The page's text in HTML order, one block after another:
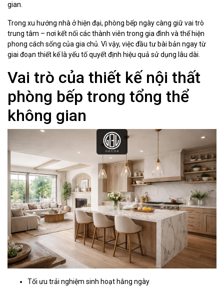
gian.
Trong xu hướng nhà ở hiện đại, phòng bếp ngày càng giữ vai trò
trung tâm – nơi kết nối các thành viên trong gia đình và thể hiện
phong cách sống của gia chủ. Vì vậy, việc đầu tư bài bản ngay từ
giai đoạn thiết kế là yếu tố quyết định hiệu quả sử dụng lâu dài.
Vai trò của thiết kế nội thất
phòng bếp trong tổng thể
không gian
Tối ưu trải nghiệm sinh hoạt hằng ngày